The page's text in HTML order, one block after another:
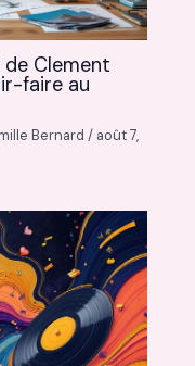
Clement
faire au
Bernard/ août 7,